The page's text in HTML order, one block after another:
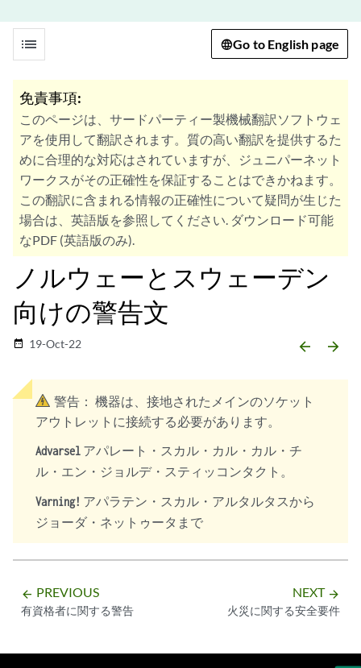
list Go to English page
免責事項:
このページは、サードパーティー製機械翻訳ソフトウェ
アを使用して翻訳されます。質の高い翻訳を提供するた
めに合理的な対応はされていますが、ジュニパーネット
ワークスがその正確性を保証することはできかねます。
この翻訳に含まれる情報の正確性について疑問が生じた
場合は、英語版を参照してください. ダウンロード可能
なPDF (英語版のみ).
ノルウェーとスウェーデン
向けの警告文
date_range 19-Oct-22 arrow_backward arrow_forward
警告： 機器は、接地されたメインのソケット
アウトレットに接続する必要があります。
Advarsel アパレート・スカル・カル・カル・チ
ル・エン・ジョルデ・スティッコンタクト。
Varning! アパラテン・スカル・アルタルタスから
ジョーダ・ネットゥータまで
arrow_backward PREVIOUS
有資格者に関する警告
NEXT arrow_forward
火災に関する安全要件